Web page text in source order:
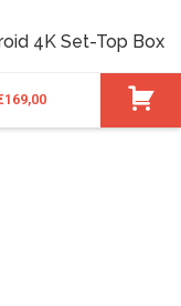
4K Set-Top Box
169,00